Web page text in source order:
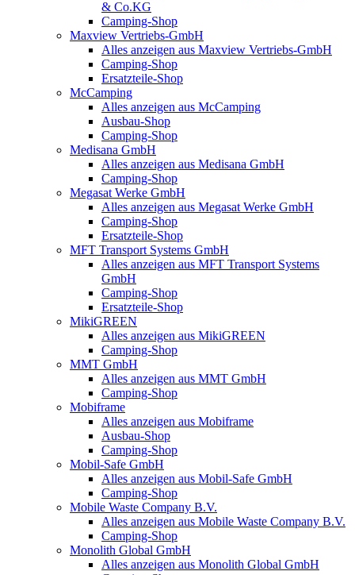
& Co.KG
Camping-Shop
Maxview Vertriebs-GmbH
Alles anzeigen aus Maxview Vertriebs-GmbH
Camping-Shop
Ersatzteile-Shop
McCamping
Alles anzeigen aus McCamping
Ausbau-Shop
Camping-Shop
Medisana GmbH
Alles anzeigen aus Medisana GmbH
Camping-Shop
Megasat Werke GmbH
Alles anzeigen aus Megasat Werke GmbH
Camping-Shop
Ersatzteile-Shop
MFT Transport Systems GmbH
Alles anzeigen aus MFT Transport Systems
GmbH
Camping-Shop
Ersatzteile-Shop
MikiGREEN
Alles anzeigen aus MikiGREEN
Camping-Shop
MMT GmbH
Alles anzeigen aus MMT GmbH
Camping-Shop
Mobiframe
Alles anzeigen aus Mobiframe
Ausbau-Shop
Camping-Shop
Mobil-Safe GmbH
Alles anzeigen aus Mobil-Safe GmbH
Camping-Shop
Mobile Waste Company B.V.
Alles anzeigen aus Mobile Waste Company B.V.
Camping-Shop
Monolith Global GmbH
Alles anzeigen aus Monolith Global GmbH